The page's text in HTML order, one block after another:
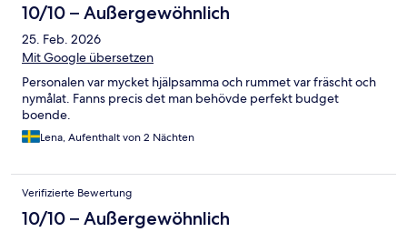
10/10 – Außergewöhnlich
25. Feb. 2026
Mit Google übersetzen
Personalen var mycket hjälpsamma och rummet var fräscht och
nymålat. Fanns precis det man behövde perfekt budget
boende.
Lena, Aufenthalt von 2 Nächten
Verifizierte Bewertung
10/10 – Außergewöhnlich